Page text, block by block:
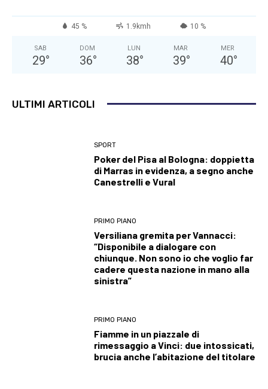
45 % 1.9kmh 10 %
SAB
29°
DOM
36°
LUN
38°
MAR
39°
MER
40°
ULTIMI ARTICOLI
SPORT
Poker del Pisa al Bologna: doppietta
di Marras in evidenza, a segno anche
Canestrelli e Vural
PRIMO PIANO
Versiliana gremita per Vannacci:
“Disponibile a dialogare con
chiunque. Non sono io che voglio far
cadere questa nazione in mano alla
sinistra”
PRIMO PIANO
Fiamme in un piazzale di
rimessaggio a Vinci: due intossicati,
brucia anche l’abitazione del titolare